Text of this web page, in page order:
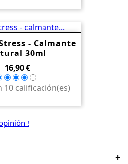
- Calmante
30ml
Precio
16,90 €
10 calificación(es)
!
+